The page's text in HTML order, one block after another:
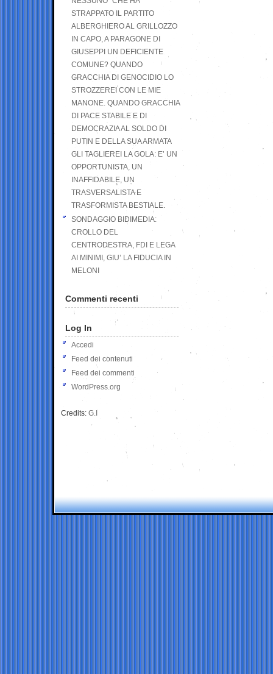
STRAPPATO IL PARTITO
ALBERGHIERO AL GRILLOZZO
IN CAPO, A PARAGONE DI
GIUSEPPI UN DEFICIENTE
COMUNE? QUANDO
GRACCHIA DI GENOCIDIO LO
STROZZEREI CON LE MIE
MANONE. QUANDO GRACCHIA
DI PACE STABILE E DI
DEMOCRAZIA AL SOLDO DI
PUTIN E DELLA SUA ARMATA
GLI TAGLIEREI LA GOLA: E’ UN
OPPORTUNISTA, UN
INAFFIDABILE, UN
TRASVERSALISTA E
TRASFORMISTA BESTIALE.
SONDAGGIO BIDIMEDIA:
CROLLO DEL
CENTRODESTRA, FDI E LEGA
AI MINIMI, GIU’ LA FIDUCIA IN
MELONI
Commenti recenti
Log In
Accedi
Feed dei contenuti
Feed dei commenti
WordPress.org
Credits: G.I